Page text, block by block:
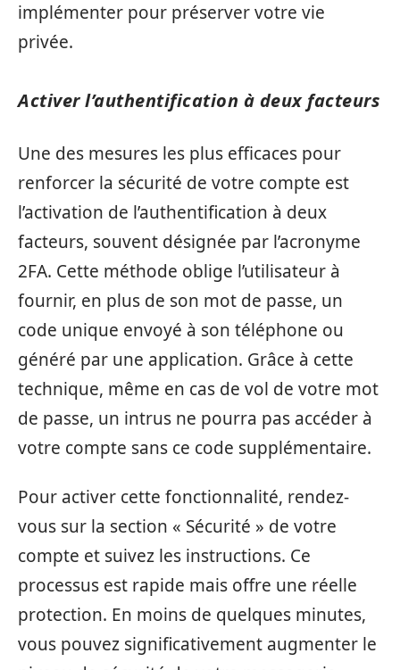
implémenter pour préserver votre vie
privée.
Activer l’authentification à deux facteurs
Une des mesures les plus efficaces pour
renforcer la sécurité de votre compte est
l’activation de l’authentification à deux
facteurs, souvent désignée par l’acronyme
2FA. Cette méthode oblige l’utilisateur à
fournir, en plus de son mot de passe, un
code unique envoyé à son téléphone ou
généré par une application. Grâce à cette
technique, même en cas de vol de votre mot
de passe, un intrus ne pourra pas accéder à
votre compte sans ce code supplémentaire.
Pour activer cette fonctionnalité, rendez-
vous sur la section « Sécurité » de votre
compte et suivez les instructions. Ce
processus est rapide mais offre une réelle
protection. En moins de quelques minutes,
vous pouvez significativement augmenter le